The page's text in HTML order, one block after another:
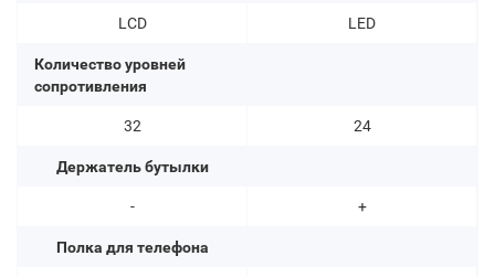
LCD
Количество уровней
сопротивления
32
Держатель бутылки
-
Полка для телефона
LED
24
+